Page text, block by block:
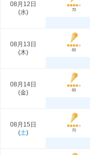
08月12日
(水) 70
08月13日
(木) 60
08月14日
(金) 60
08月15日
(土) 70